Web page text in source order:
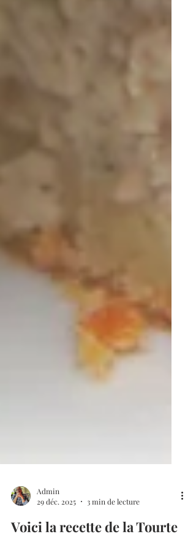
29 déc. 2025
3 min de lecture